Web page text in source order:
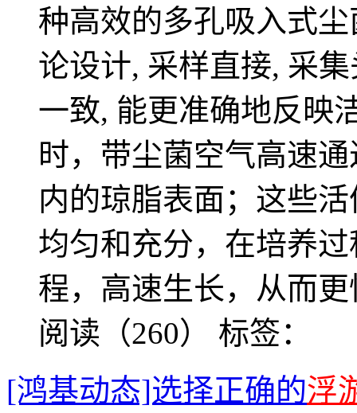
种高效的多孔吸入式
论设计, 采样直接, 采
一致, 能更准确地反映
时，带尘菌空气高速
内的琼脂表面；这些
均匀和充分，在培养
程，高速生长，从而
阅读（260） 标签：
[鸿基动态]选择正确的浮